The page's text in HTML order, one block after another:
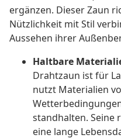
ergänzen. Dieser Zaun
Nützlichkeit mit Stil
Aussehen ihrer
Haltbare
Drahtzaun ist für
nutzt Materialien
standhalten. Seine
eine lange